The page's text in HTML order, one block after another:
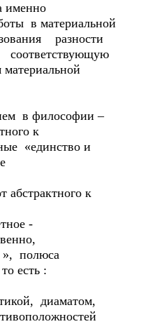
а именно
в материальной
разности
соответствующую
в философии –
к
«единство и
к
-
», полюса
то есть :
диаматом,